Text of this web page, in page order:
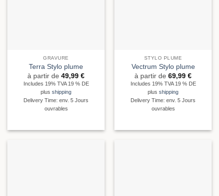
GRAVURE
Terra Stylo plume
à partir de 49,99 €
Includes 19% TVA 19 % DE
plus shipping
Delivery Time: env. 5 Jours
ouvrables
STYLO PLUME
Vectrum Stylo plume
à partir de 69,99 €
Includes 19% TVA 19 % DE
plus shipping
Delivery Time: env. 5 Jours
ouvrables